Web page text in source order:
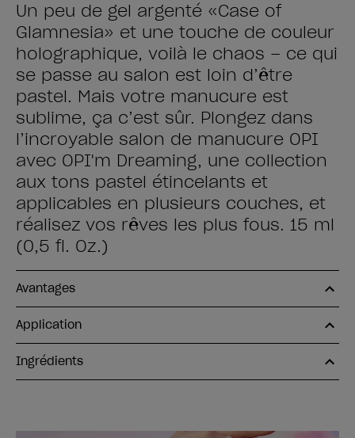
Un peu de gel argenté «Case of
Glamnesia» et une touche de couleur
holographique, voilà le chaos – ce qui
se passe au salon est loin d’être
pastel. Mais votre manucure est
sublime, ça c’est sûr. Plongez dans
l’incroyable salon de manucure OPI
avec OPI'm Dreaming, une collection
aux tons pastel étincelants et
applicables en plusieurs couches, et
réalisez vos rêves les plus fous. 15 ml
(0,5 fl. Oz.)
Avantages
Application
Ingrédients